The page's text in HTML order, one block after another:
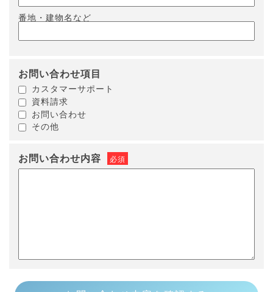
番地・建物名など
お問い合わせ項目
カスタマーサポート
資料請求
お問い合わせ
その他
お問い合わせ内容 必須